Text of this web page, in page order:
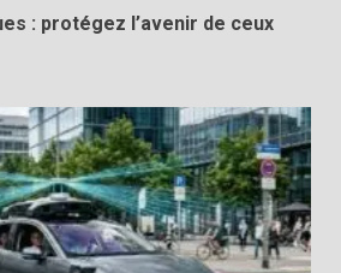
: protégez l’avenir de ceux